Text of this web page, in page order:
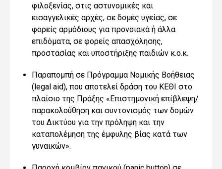
φιλοξενίας, στις αστυνομικές και
εισαγγελικές αρχές, σε δομές υγείας, σε
φορείς αρμόδιους για προνοιακά ή άλλα
επιδόματα, σε φορείς απασχόλησης,
προστασίας και υποστήριξης παιδιών κ.ο.κ.
Παραπομπή σε Πρόγραμμα Νομικής Βοήθειας
(legal aid), που αποτελεί δράση του ΚΕΘΙ στο
πλαίσιο της Πράξης «Επιστημονική επίβλεψη/
παρακολούθηση και συντονισμός των δομών
του Δικτύου για την πρόληψη και την
καταπολέμηση της έμφυλης βίας κατά των
γυναικών».